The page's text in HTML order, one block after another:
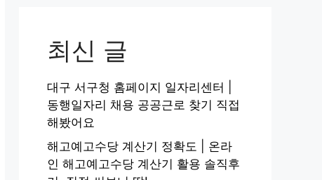
최신 글
대구 서구청 홈페이지 일자리센터 |
동행일자리 채용 공공근로 찾기 직접
해봤어요
해고예고수당 계산기 정확도 | 온라
인 해고예고수당 계산기 활용 솔직후